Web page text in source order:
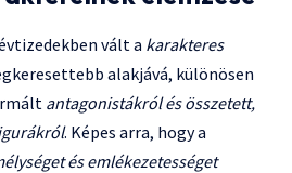
vált a karakteres
alakjává, különösen
antagonistákról és összetett,
. Képes arra, hogy a
és emlékezetességet